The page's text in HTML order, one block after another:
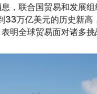
，联合国贸易和发展
万亿美元的历史新高
明全球贸易面对诸多挑